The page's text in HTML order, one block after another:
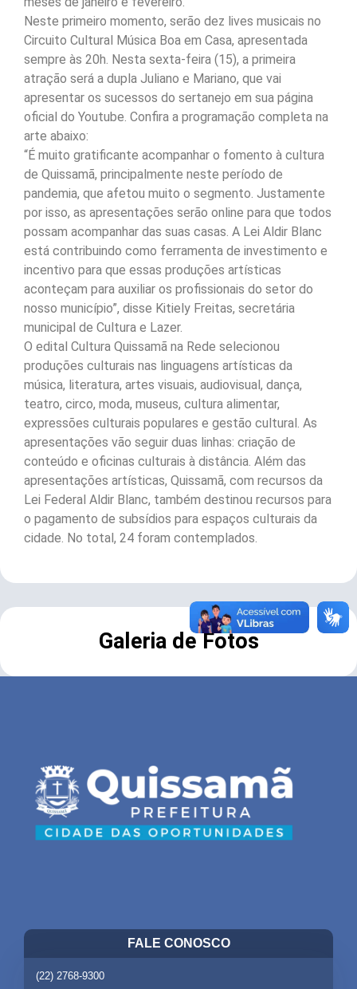
Neste primeiro momento, serão dez lives musicais no
Circuito Cultural Música Boa em Casa, apresentada
sempre às 20h. Nesta sexta-feira (15), a primeira
atração será a dupla Juliano e Mariano, que vai
apresentar os sucessos do sertanejo em sua página
oficial do Youtube. Confira a programação completa na
arte abaixo:
“É muito gratificante acompanhar o fomento à cultura
de Quissamã, principalmente neste período de
pandemia, que afetou muito o segmento. Justamente
por isso, as apresentações serão online para que todos
possam acompanhar das suas casas. A Lei Aldir Blanc
está contribuindo como ferramenta de investimento e
incentivo para que essas produções artísticas
aconteçam para auxiliar os profissionais do setor do
nosso município”, disse Kitiely Freitas, secretária
municipal de Cultura e Lazer.
O edital Cultura Quissamã na Rede selecionou
produções culturais nas linguagens artísticas da
música, literatura, artes visuais, audiovisual, dança,
teatro, circo, moda, museus, cultura alimentar,
expressões culturais populares e gestão cultural. As
apresentações vão seguir duas linhas: criação de
conteúdo e oficinas culturais à distância. Além das
apresentações artísticas, Quissamã, com recursos da
Lei Federal Aldir Blanc, também destinou recursos para
o pagamento de subsídios para espaços culturais da
cidade. No total, 24 foram contemplados.
Galeria de Fotos
FALE CONOSCO
(22) 2768-9300